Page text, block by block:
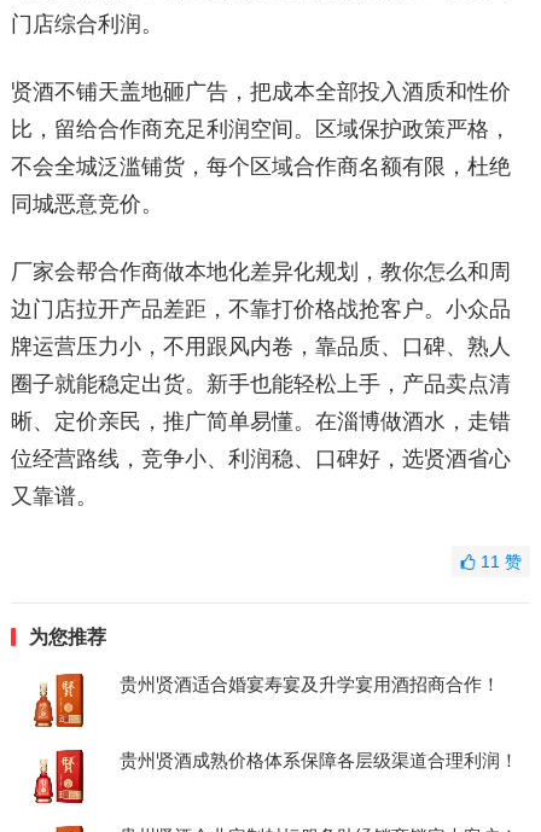
门店综合利润。
贤酒不铺天盖地砸广告，把成本全部投入酒质和性价
比，留给合作商充足利润空间。区域保护政策严格，
不会全城泛滥铺货，每个区域合作商名额有限，杜绝
同城恶意竞价。
厂家会帮合作商做本地化差异化规划，教你怎么和周
边门店拉开产品差距，不靠打价格战抢客户。小众品
牌运营压力小，不用跟风内卷，靠品质、口碑、熟人
圈子就能稳定出货。新手也能轻松上手，产品卖点清
晰、定价亲民，推广简单易懂。在淄博做酒水，走错
位经营路线，竞争小、利润稳、口碑好，选贤酒省心
又靠谱。
11赞
为您推荐
贵州贤酒适合婚宴寿宴及升学宴用酒招商合作！
贵州贤酒成熟价格体系保障各层级渠道合理利润！